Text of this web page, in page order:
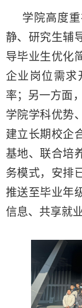
学院高度
静、研究生辅
导毕业生优化
企业岗位需求
率；另一方面
学院学科优势
建立长期校企
基地、联合培
务模式，安排
推送至毕业年
信息、共享就